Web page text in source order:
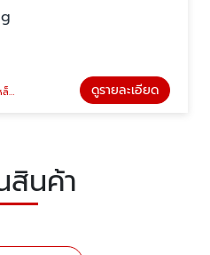
ง ดูรายละเอียด
สินค้า